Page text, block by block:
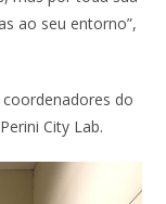
ao seu entorno”,
do
City Lab.